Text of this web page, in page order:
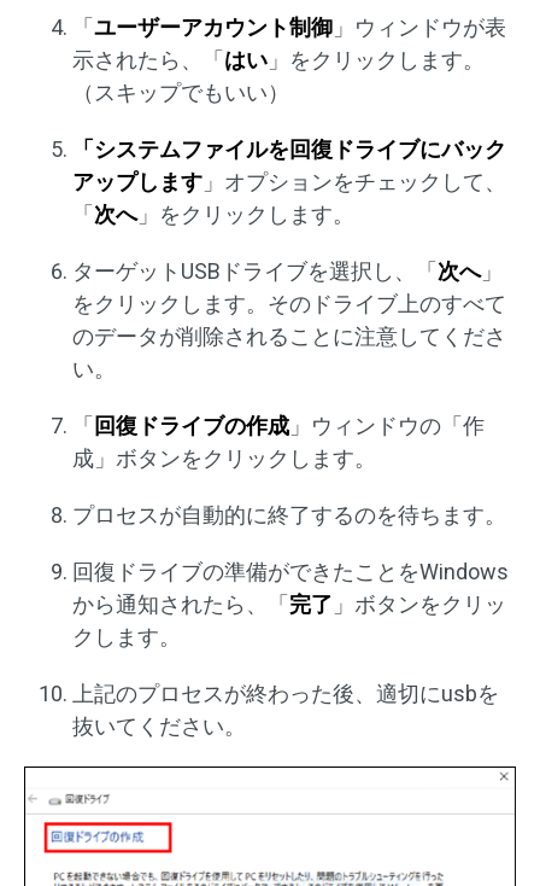
「ユーザーアカウント制御 」ウィンドウが表
示されたら、「はい 」をクリックします。
（スキップでもいい）
「システムファイルを回復ドライブにバック
アップします 」オプションをチェックして、
「次へ」をクリックします。
ターゲットUSBドライブを選択し、「次へ」
をクリックします。そのドライブ上のすべて
のデータが削除されることに注意してくださ
い。
「回復ドライブの作成 」ウィンドウの「作
成」ボタンをクリックします。
プロセスが自動的に終了するのを待ちます。
回復ドライブの準備ができたことをWindows
から通知されたら、「完了 」ボタンをクリッ
クします。
上記のプロセスが終わった後、適切にusbを
抜いてください。